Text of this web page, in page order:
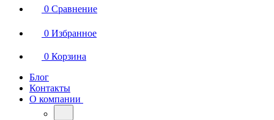
0 Сравнение
0 Избранное
0 Корзина
Блог
Контакты
О компании